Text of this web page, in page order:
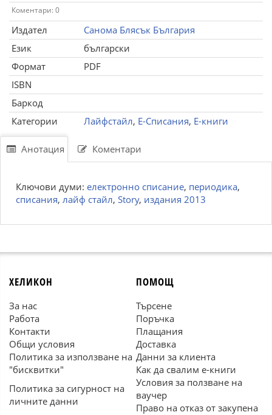
Коментари: 0
Издател
Санома Блясък България
Език
български
Формат
PDF
ISBN
Баркод
Категории
Лайфстайл, Е-Списания, Е-книги
Анотация Коментари
Ключови думи: електронно списание, периодика,
списания, лайф стайл, Story, издания 2013
ХЕЛИКОН
За нас
Работа
Контакти
Общи условия
Политика за използване на
"бисквитки"
Политика за сигурност на
личните данни
ПОМОЩ
Търсене
Поръчка
Плащания
Доставка
Данни за клиента
Как да свалим е-книги
Условия за ползване на
ваучер
Право на отказ от закупена